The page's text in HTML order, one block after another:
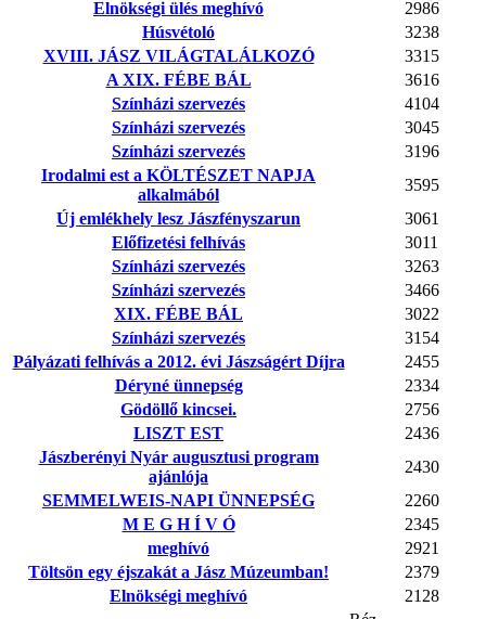
Elnökségi ülés meghívó
2986
Húsvétoló
3238
XVIII. JÁSZ VILÁGTALÁLKOZÓ
3315
A XIX. FÉBE BÁL
3616
Színházi szervezés
4104
Színházi szervezés
3045
Színházi szervezés
3196
Irodalmi est a KÖLTÉSZET NAPJA
alkalmából
3595
Új emlékhely lesz Jászfényszarun
3061
Előfizetési felhívás
3011
Színházi szervezés
3263
Színházi szervezés
3466
XIX. FÉBE BÁL
3022
Színházi szervezés
3154
Pályázati felhívás a 2012. évi Jászságért Díjra
2455
Déryné ünnepség
2334
Gödöllő kincsei.
2756
LISZT EST
2436
Jászberényi Nyár augusztusi program
ajánlója
2430
SEMMELWEIS-NAPI ÜNNEPSÉG
2260
M E G H Í V Ó
2345
meghívó
2921
Töltsön egy éjszakát a Jász Múzeumban!
2379
Elnökségi meghívó
2128